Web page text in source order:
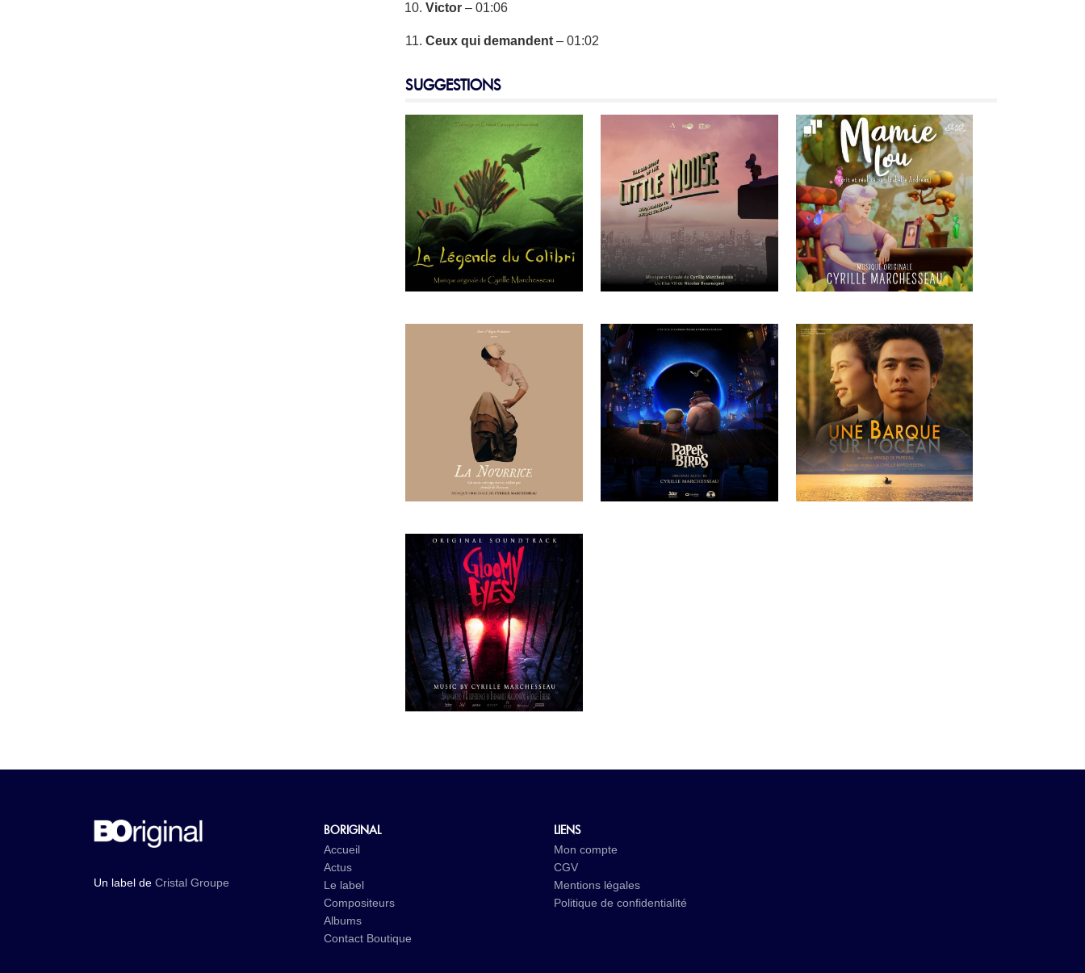
Victor – 01:06
Ceux qui demandent – 01:02
SUGGESTIONS
Un label de Cristal Groupe
BORIGINAL
Accueil
Actus
Le label
Compositeurs
Albums
Contact Boutique
LIENS
Mon compte
CGV
Mentions légales
Politique de confidentialité